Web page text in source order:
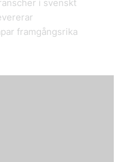
i svenskt
framgångsrika